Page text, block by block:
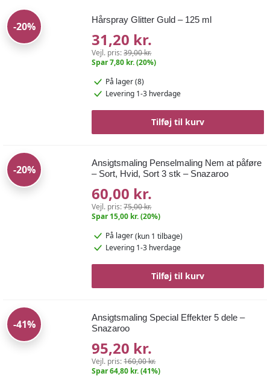
-20%
Hårspray Glitter Guld – 125 ml
31,20 kr.
Vejl. pris:39,00 kr.
Spar 7,80 kr. (20%)
På lager (8)
Levering 1-3 hverdage
Tilføj til kurv
-20%
Ansigtsmaling Penselmaling Nem at påføre
– Sort, Hvid, Sort 3 stk – Snazaroo
60,00 kr.
Vejl. pris:75,00 kr.
Spar 15,00 kr. (20%)
På lager(kun 1 tilbage)
Levering 1-3 hverdage
Tilføj til kurv
-41%
Ansigtsmaling Special Effekter 5 dele –
Snazaroo
95,20 kr.
Vejl. pris:160,00 kr.
Spar 64,80 kr. (41%)